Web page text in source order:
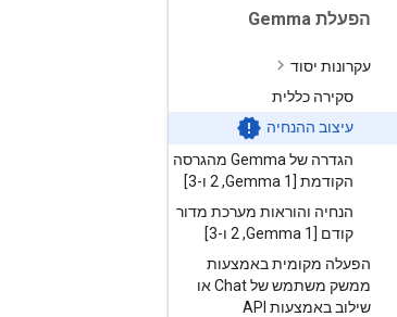
הפעלת Gemma
עקרונות יסוד
סקירה כללית
עיצוב ההנחיה
הגדרה של Gemma מהגרסה
הקודמת [Gemma 1
,
הנחיה והוראות מערכת מדור
קודם [Gemma 1
,
הפעלה מקומית באמצעות
ממשק משתמש של Chat או
שילוב באמצעות API